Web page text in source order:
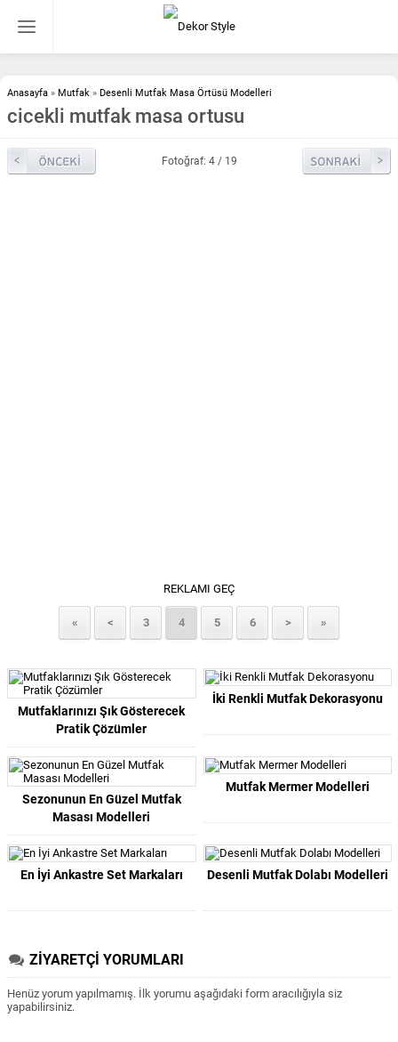
Anasayfa » Mutfak » Desenli Mutfak Masa Örtüsü Modelleri
cicekli mutfak masa ortusu
Fotoğraf: 4 / 19
REKLAMI GEÇ
« < 3 4 5 6 > »
Mutfaklarınızı Şık Gösterecek
Pratik Çözümler
İki Renkli Mutfak Dekorasyonu
Sezonunun En Güzel Mutfak
Masası Modelleri
Mutfak Mermer Modelleri
En İyi Ankastre Set Markaları Desenli Mutfak Dolabı Modelleri
ZİYARETÇİ YORUMLARI
Henüz yorum yapılmamış. İlk yorumu aşağıdaki form aracılığıyla siz
yapabilirsiniz.